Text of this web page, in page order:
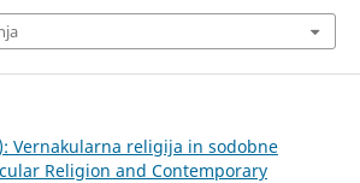
Vernakularna religija in sodobne
Religion and Contemporary